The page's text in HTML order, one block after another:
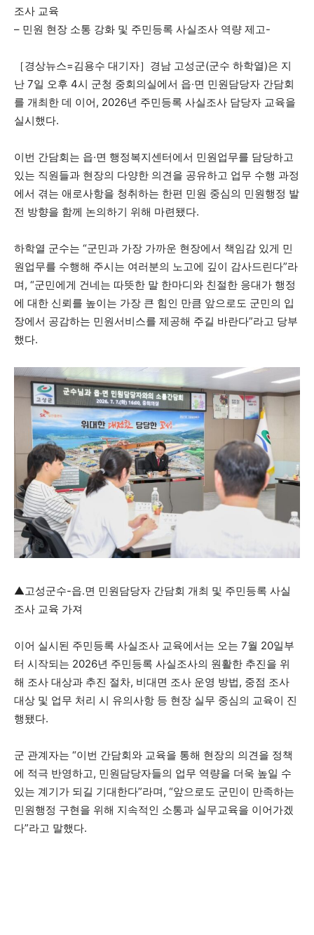
조사 교육
– 민원 현장 소통 강화 및 주민등록 사실조사 역량 제고-
［경상뉴스=김용수 대기자］경남 고성군(군수 하학열)은 지
난 7일 오후 4시 군청 중회의실에서 읍·면 민원담당자 간담회
를 개최한 데 이어, 2026년 주민등록 사실조사 담당자 교육을
실시했다.
이번 간담회는 읍·면 행정복지센터에서 민원업무를 담당하고
있는 직원들과 현장의 다양한 의견을 공유하고 업무 수행 과정
에서 겪는 애로사항을 청취하는 한편 민원 중심의 민원행정 발
전 방향을 함께 논의하기 위해 마련됐다.
하학열 군수는 “군민과 가장 가까운 현장에서 책임감 있게 민
원업무를 수행해 주시는 여러분의 노고에 깊이 감사드린다”라
며, “군민에게 건네는 따뜻한 말 한마디와 친절한 응대가 행정
에 대한 신뢰를 높이는 가장 큰 힘인 만큼 앞으로도 군민의 입
장에서 공감하는 민원서비스를 제공해 주길 바란다”라고 당부
했다.
▲고성군수-읍․면 민원담당자 간담회 개최 및 주민등록 사실
조사 교육 가져
이어 실시된 주민등록 사실조사 교육에서는 오는 7월 20일부
터 시작되는 2026년 주민등록 사실조사의 원활한 추진을 위
해 조사 대상과 추진 절차, 비대면 조사 운영 방법, 중점 조사
대상 및 업무 처리 시 유의사항 등 현장 실무 중심의 교육이 진
행됐다.
군 관계자는 “이번 간담회와 교육을 통해 현장의 의견을 정책
에 적극 반영하고, 민원담당자들의 업무 역량을 더욱 높일 수
있는 계기가 되길 기대한다”라며, “앞으로도 군민이 만족하는
민원행정 구현을 위해 지속적인 소통과 실무교육을 이어가겠
다”라고 말했다.